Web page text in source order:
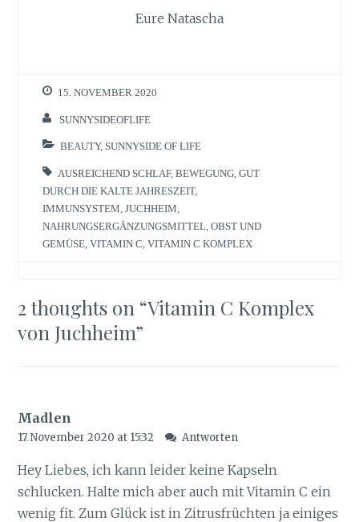
Eure Natascha
15. NOVEMBER 2020
SUNNYSIDEOFLIFE
BEAUTY, SUNNYSIDE OF LIFE
AUSREICHEND SCHLAF,BEWEGUNG ,GUT
DURCH DIE KALTE JAHRESZEIT,
IMMUNSYSTEM ,JUCHHEIM
NAHRUNGSERGÄNZUNGSMITTEL ,OBST UND
GEMÜSE ,VITAMIN C ,VITAMIN C KOMPLEX
2 thoughts on “Vitamin C Komplex
von Juchheim”
Madlen
17. November 2020 at 15:32 Antworten
Hey Liebes, ich kann leider keine Kapseln
schlucken. Halte mich aber auch mit Vitamin C ein
wenig fit. Zum Glück ist in Zitrusfrüchten ja einiges